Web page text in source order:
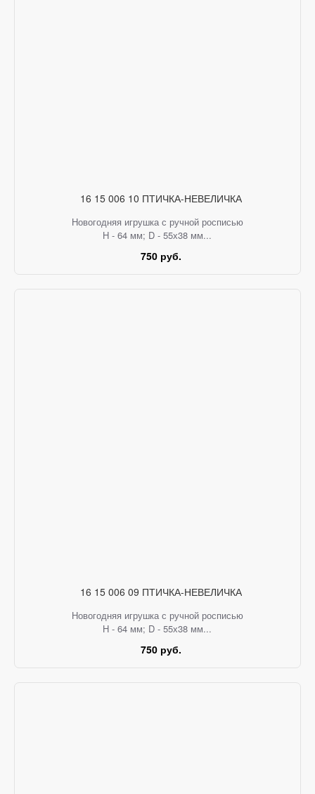
16 15 006 10 ПТИЧКА-НЕВЕЛИЧКА
Новогодняя игрушка с ручной росписью
H - 64 мм; D - 55х38 мм...
750 руб.
16 15 006 09 ПТИЧКА-НЕВЕЛИЧКА
Новогодняя игрушка с ручной росписью
H - 64 мм; D - 55х38 мм...
750 руб.